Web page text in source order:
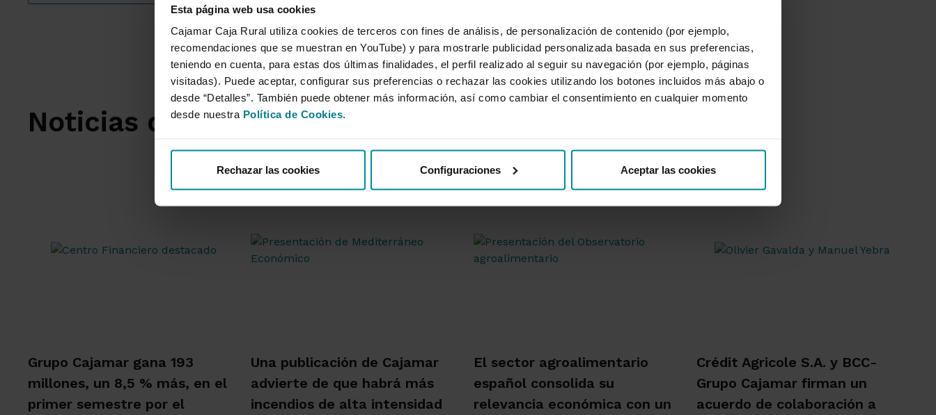
Esta página web usa cookies
Cajamar Caja Rural utiliza cookies de terceros con fines de análisis, de personalización de contenido (por ejemplo,
recomendaciones que se muestran en YouTube) y para mostrarle publicidad personalizada basada en sus preferencias,
teniendo en cuenta, para estas dos últimas finalidades, el perfil realizado al seguir su navegación (por ejemplo, páginas
visitadas). Puede aceptar, configurar sus preferencias o rechazar las cookies utilizando los botones incluidos más abajo o
desde “Detalles”. También puede obtener más información, así como cambiar el consentimiento en cualquier momento
desde nuestra Política de Cookies.
Rechazar las cookies Configuraciones Aceptar las cookies
Noticias destacadas
Grupo Cajamar gana 193
millones, un 8,5 % más, en el
primer semestre por el
Una publicación de Cajamar
advierte de que habrá más
incendios de alta intensidad
El sector agroalimentario
español consolida su
relevancia económica con un
Crédit Agricole S.A. y BCC-
Grupo Cajamar firman un
acuerdo de colaboración a